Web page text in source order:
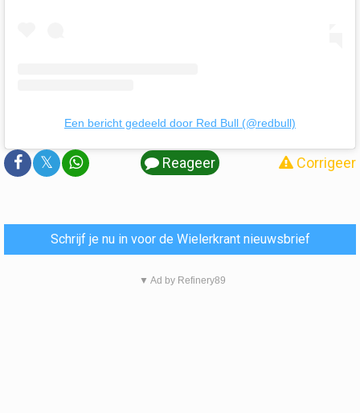
Een bericht gedeeld door Red Bull (@redbull)
𝕏 Reageer Corrigeer
Schrijf je nu in voor de Wielerkrant nieuwsbrief
▼ Ad by Refinery89